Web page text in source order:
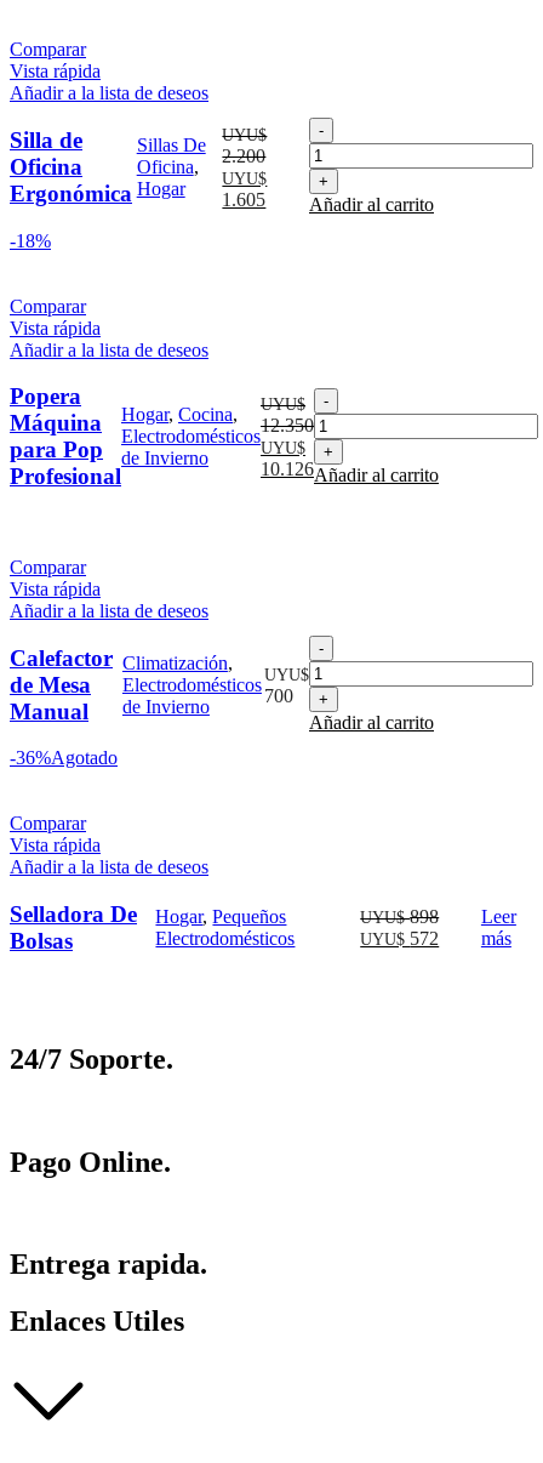
Comparar
Vista rápida
Añadir a la lista de deseos
Silla de
Oficina
Ergonómica
Sillas De
Oficina,
Hogar
UYU$
2.200
El
precio
UYU$
1.605
El
precio
actual
Silla
de
Oficina
Ergonómica
cantidad
Añadir al carrito
-18%
Comparar
Vista rápida
Añadir a la lista de deseos
Popera
Máquina
para Pop
Profesional
Hogar, Cocina,
Electrodomésticos
de Invierno
UYU$
12.350
El
precio
original
UYU$
10.126
El
precio
actual
Popera
Máquina
para
Pop
Profesional
Añadir al carrito
Comparar
Vista rápida
Añadir a la lista de deseos
Calefactor
de Mesa
Manual
Climatización,
Electrodomésticos
de Invierno
UYU$
700
Calefactor
de
Mesa
Manual
cantidad
Añadir al carrito
-36%Agotado
Comparar
Vista rápida
Añadir a la lista de deseos
Selladora De
Bolsas
Hogar,Pequeños
Electrodomésticos
UYU$898El
precio
UYU$ 572
Leer
más
24/7 Soporte.
Pago Online.
Entrega rapida.
Enlaces Utiles